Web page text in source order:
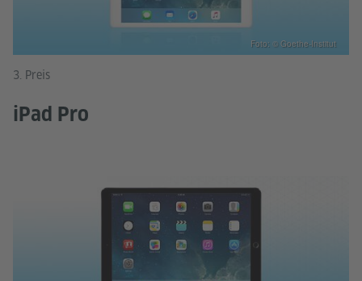
3. Preis
iPad Pro
Foto: © Goethe-Institut